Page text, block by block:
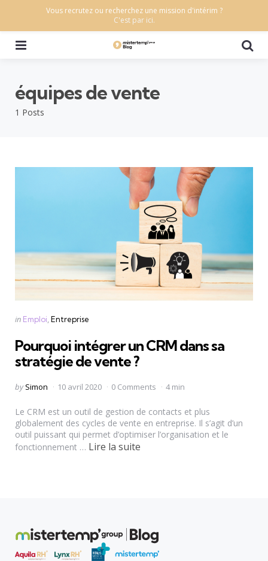
1 Posts
équipes de vente
Categories
Posted
in Emploi Entreprise
Pourquoi intégrer un CRM dans sa
stratégie de vente ?
Posted
by Simon 10 avril 2020 0 Comments 4 min
Le CRM est un outil de gestion de contacts et plus
globalement des cycles de vente en entreprise. Il s’agit d’un
outil puissant qui permet d’optimiser l’organisation et le
fonctionnement … Lire la suite
Vous recrutez ou recherchez une mission d'intérim ?
C'est par ici.